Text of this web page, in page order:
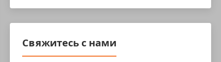
Свяжитесь с нами